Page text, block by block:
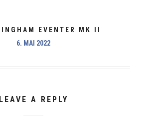
EVENTER MK II
6. MAI 2022
LEAVE A REPLY